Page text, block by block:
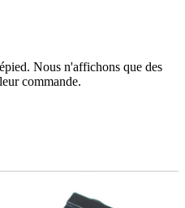
Nous n'affichons que des
commande.